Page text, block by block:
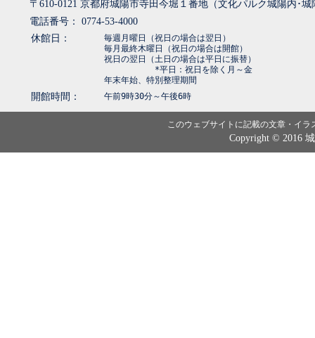
〒610-0121 京都府城陽市寺田今堀１番地（文化パルク城陽内･
電話番号： 0774-53-4000
休館日：
毎週月曜日（祝日の場合は翌日）
毎月最終木曜日（祝日の場合は開館）
祝日の翌日（土日の場合は平日に振替）
*平日：祝日を除く月～金
年末年始、特別整理期間
開館時間： 午前9時30分～午後6時
このウェブサイトに記載の文章・イ
Copyright © 2016